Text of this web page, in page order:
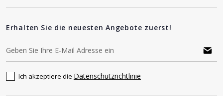
Erhalten Sie die neuesten Angebote zuerst!
Ich akzeptiere die Datenschutzrichtlinie